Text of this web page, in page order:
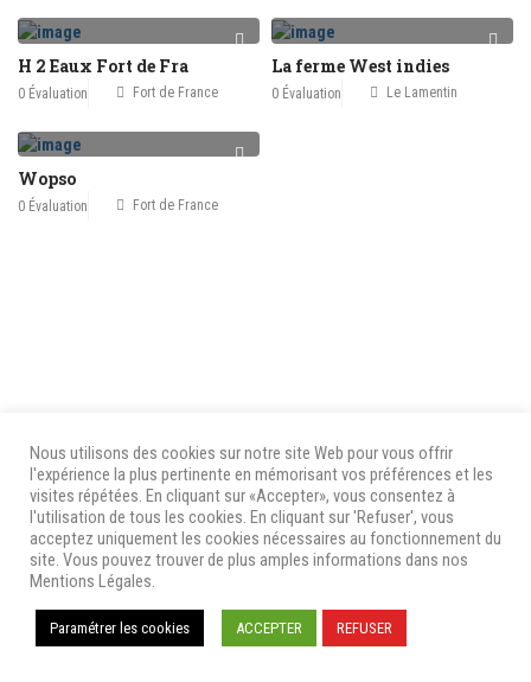
H 2 Eaux Fort de Fra
0 Évaluation Fort de France
La ferme West indies
0 Évaluation Le Lamentin
Wopso
0 Évaluation Fort de France
Nous
contacter
Avis
Utilisateurs
Mentions Légales & Politique de
Confidentialité
Nous utilisons des cookies sur notre site Web pour vous offrir
l'expérience la plus pertinente en mémorisant vos préférences et les
visites répétées. En cliquant sur «Accepter», vous consentez à
l'utilisation de tous les cookies. En cliquant sur 'Refuser', vous
acceptez uniquement les cookies nécessaires au fonctionnement du
site. Vous pouvez trouver de plus amples informations dans nos
Mentions Légales.
Paramétrer les cookies ACCEPTER REFUSER